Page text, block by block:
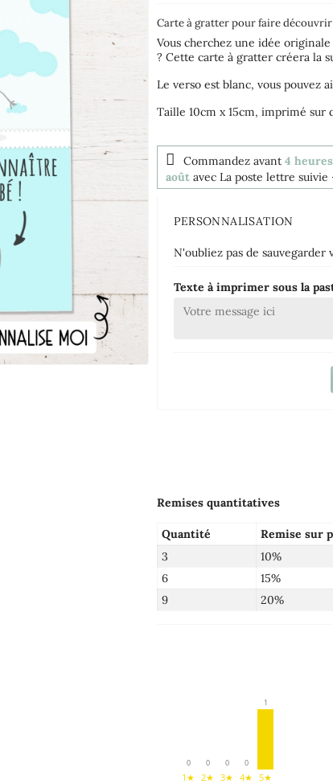
Carte à gratter pour faire
Vous cherchez une idée
? Cette carte à gratter créera la
Le verso est blanc, vous pouvez
Taille 10cm x 15cm, imprimé sur
Commandez avant4
août avec La poste lettre suivie
PERSONNALISATION
N'oubliez pas de
Texte à imprimer sous la
Remises quantitatives
Quantité Remise sur
3
10%
6
15%
9
20%
0
1★
0
2★
0
3★
0
4★
1
5★